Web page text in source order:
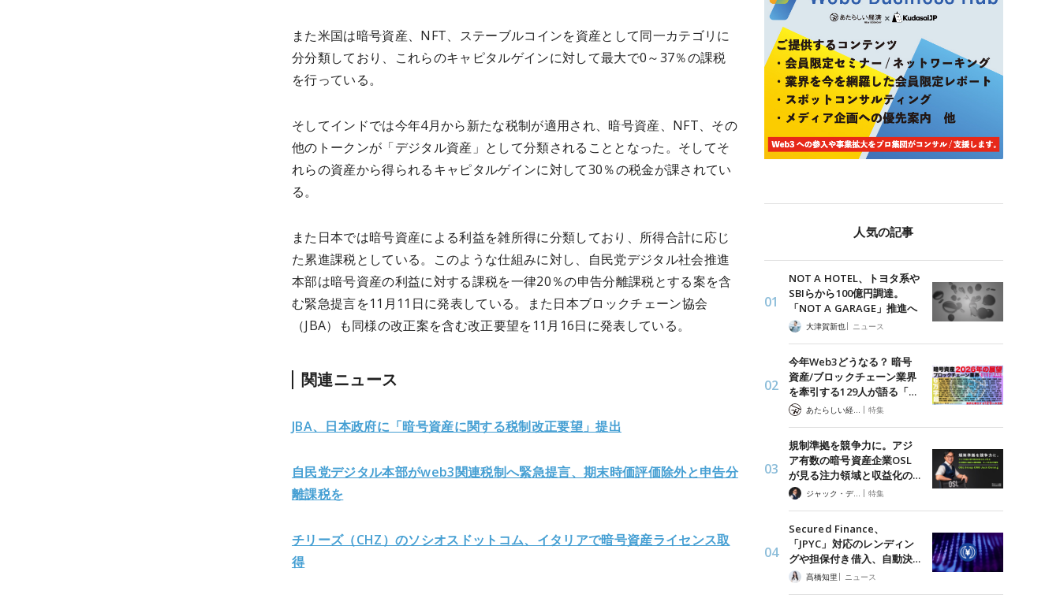
また米国は暗号資産、NFT、ステーブルコインを資産として同一カテゴリに
分分類しており、これらのキャピタルゲインに対して最大で0～37％の課税
を行っている。
そしてインドでは今年4月から新たな税制が適用され、暗号資産、NFT、その
他のトークンが「デジタル資産」として分類されることとなった。そしてそ
れらの資産から得られるキャピタルゲインに対して30％の税金が課されてい
る。
また 日本では暗号資産による利益を雑所得に分類しており、所得合計に応じ
た累進課税としている。このような仕組みに対し、自民党デジタル社会推進
本部は暗号資産の利益に対する課税を一律20％の申告分離課税とする案を含
む緊急提言を11月11日に発表している。また日本ブロックチェーン協会
（JBA）も同様の改正案を含む改正要望を11月16日に発表している。
関連ニュース
JBA、日本政府に「暗号資産に関する税制改正要望」提出
自民党デジタル本部がweb3関連税制へ緊急提言、期末時価評価除外と申告分
離課税を
チリーズ（CHZ）のソシオスドットコム、イタリアで暗号資産ライセンス取
得
人気の記事
NOT A HOTEL、トヨタ系や
SBIらから100億円調達。
「NOT A GARAGE」推進へ
大津賀新也| ニュース
今年Web3どうなる？ 暗号
資産/ブロックチェーン業界
を牽引する129人が語る「…
| 特集
規制準拠を競争力に。アジ
ア有数の暗号資産企業OSL
が見る注力領域と収益化の…
ジャック・デロン（Jack Derong） | 特集
Secured Finance、
「JPYC」対応のレンディン
グや担保付き借入、自動決…
髙橋知里 | ニュース